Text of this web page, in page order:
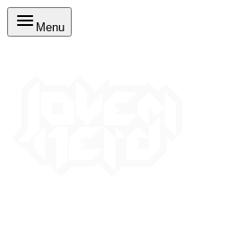
Menu